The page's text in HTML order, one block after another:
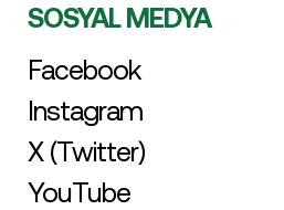
SOSYAL MEDYA
Facebook
Instagram
X (Twitter)
YouTube